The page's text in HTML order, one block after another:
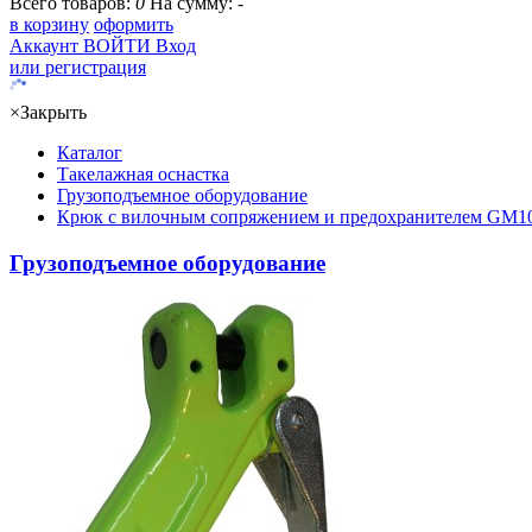
в корзину оформить
Аккаунт ВОЙТИ Вход
или регистрация
×Закрыть
Каталог
Такелажная оснастка
Грузоподъемное оборудование
Крюк с вилочным сопряжением и предохранителем
Грузоподъемное оборудование